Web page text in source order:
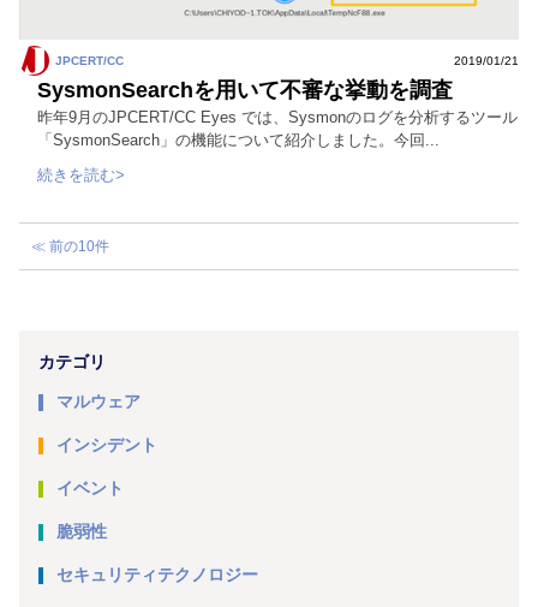
JPCERT/CC 2019/01/21
SysmonSearchを用いて不審な挙動を調査
昨年9月のJPCERT/CC Eyes では、Sysmonのログを分析するツール
「SysmonSearch」の機能について紹介しました。今回...
続きを読む>
≪ 前の10件
カテゴリ
マルウェア
インシデント
イベント
脆弱性
セキュリティテクノロジー